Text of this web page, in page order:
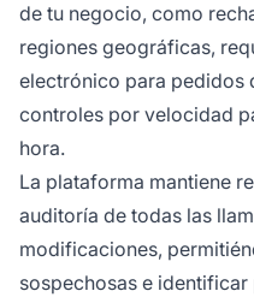
de tu negocio, como
regiones geográficas,
electrónico para pedidos
controles por velocidad
hora.
La plataforma mantiene
auditoría de todas las
modificaciones,
sospechosas e